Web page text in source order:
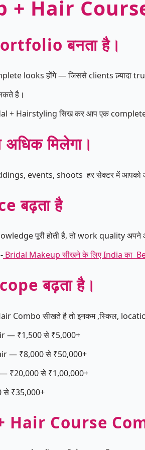
+ Hair
बनता है।
looks होंगे — जिससे clients ज़्यादा
है।
+ Hairstyling सिख कर आप एक
अधिक मिलेगा।
events, shoots हर सेक्टर में आपको
बढ़ता है
पूरी होती है, तो work quality
Bridal Makeup सीखने के लिए India का
बढ़ता है।
Combo सीखते है तो इनकम ,स्किल,
— ₹1,500 से ₹5,000+
— ₹8,000 से ₹50,000+
₹20,000 से ₹1,00,000+
से ₹35,000+
Course